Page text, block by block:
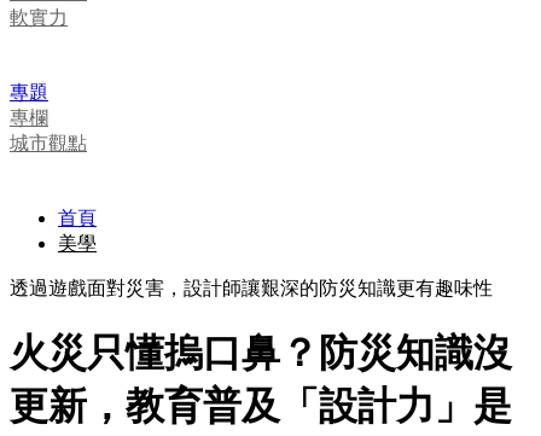
軟實力
專題
專欄
城市觀點
首頁
美學
透過遊戲面對災害，設計師讓艱深的防災知識更有趣味性
火災只懂摀口鼻？防災知識沒
更新，教育普及「設計力」是